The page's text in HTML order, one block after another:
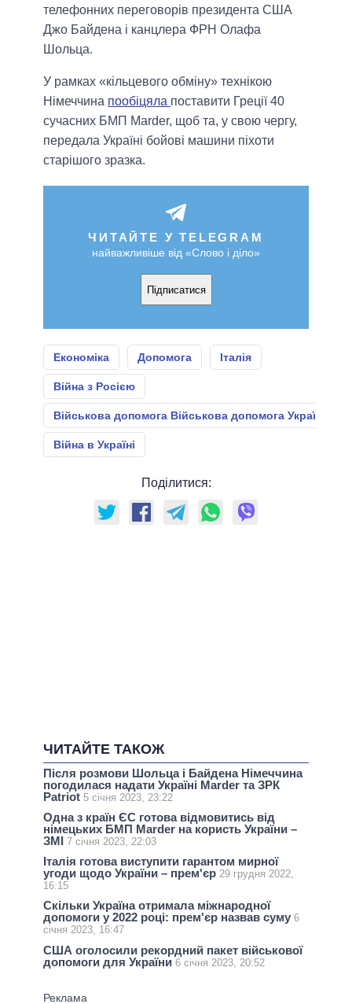
телефонних переговорів президента США
Джо Байдена і канцлера ФРН Олафа
Шольца.
У рамках «кільцевого обміну» технікою
Німеччина пообіцяла поставити Греції 40
сучасних БМП Marder, щоб та, у свою чергу,
передала Україні бойові машини піхоти
старішого зразка.
ЧИТАЙТЕ У TELEGRAM
найважливіше від «Слово і діло»
Підписатися
Економіка Допомога Італія
Війна з Росією
Військова допомога Військова допомога Україні
Війна в Україні
Поділитися:
ЧИТАЙТЕ ТАКОЖ
Після розмови Шольца і Байдена Німеччина
погодилася надати Україні Marder та ЗРК
Patriot 5 січня 2023, 23:22
Одна з країн ЄС готова відмовитись від
німецьких БМП Marder на користь України –
ЗМІ 7 січня 2023, 22:03
Італія готова виступити гарантом мирної
угоди щодо України – прем'єр 29 грудня 2022,
16:15
Скільки Україна отримала міжнародної
допомоги у 2022 році: прем'єр назвав суму 6
січня 2023, 16:47
США оголосили рекордний пакет військової
допомоги для України 6 січня 2023, 20:52